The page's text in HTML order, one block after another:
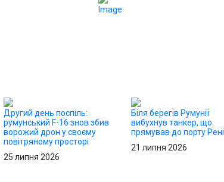
Другий день поспіль:
румунський F-16 знов збив
ворожий дрон у своєму
повітряному просторі
25 липня 2026
Біля берегів Румунії
вибухнув танкер, що
прямував до порту Рені
21 липня 2026